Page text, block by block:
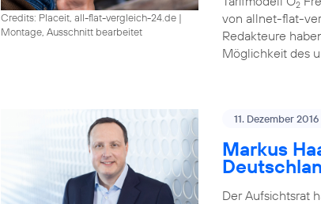
Credits: Placeit, all-flat-vergleich-24.de |
Montage, Ausschnitt bearbeitet
2
von allnet-flat-
Redakteure
Möglichkeit des
11. Dezember 2016
Markus
Der Aufsichtsrat